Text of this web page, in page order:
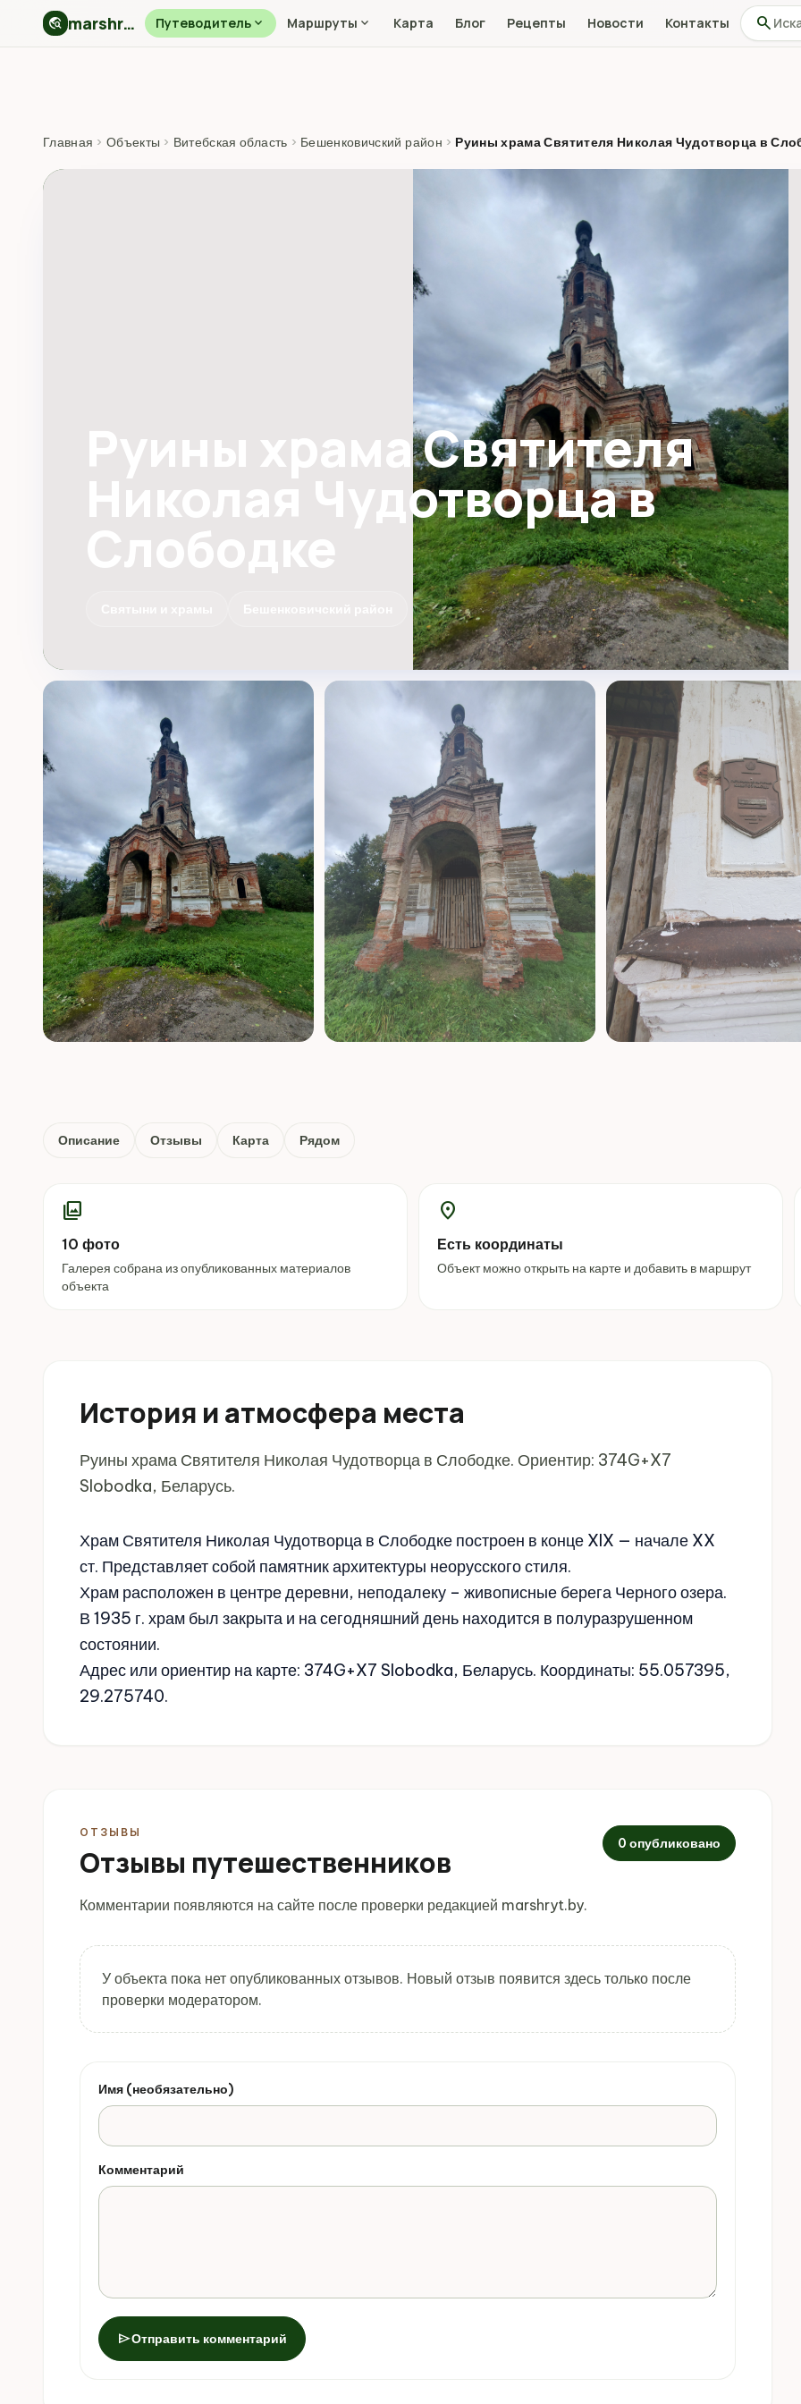
travel_explore marshryt.by Путеводительexpand_more Маршруты expand_more Карта Блог Рецепты Новости Контакты Поиск по
search
Главная › Объекты › Витебская область › Бешенковичский район › Руины храма Святителя Николая Чудотворца в
Руины храма Святителя
Николая Чудотворца в
Слободке
Описание Отзывы Карта Рядом
photo_library
10 фото
Галерея собрана из опубликованных материалов
объекта
location_on
Есть координаты
Объект можно открыть на карте и добавить в маршрут
История и атмосфера места
Руины храма Святителя Николая Чудотворца в Слободке. Ориентир: 374G+X7
Slobodka, Беларусь.
Храм Святителя Николая Чудотворца в Слободке построен в конце XIX — начале XX
ст. Представляет собой памятник архитектуры неорусского стиля.
Храм расположен в центре деревни, неподалеку – живописные берега Черного озера.
В 1935 г. храм был закрыта и на сегодняшний день находится в полуразрушенном
состоянии.
Адрес или ориентир на карте: 374G+X7 Slobodka, Беларусь. Координаты: 55.057395,
29.275740.
ОТЗЫВЫ
Отзывы путешественников
0 опубликовано
Комментарии появляются на сайте после проверки редакцией marshryt.by.
У объекта пока нет опубликованных отзывов. Новый отзыв появится здесь только после
проверки модератором.
Имя (необязательно)
Комментарий
sendОтправить комментарий